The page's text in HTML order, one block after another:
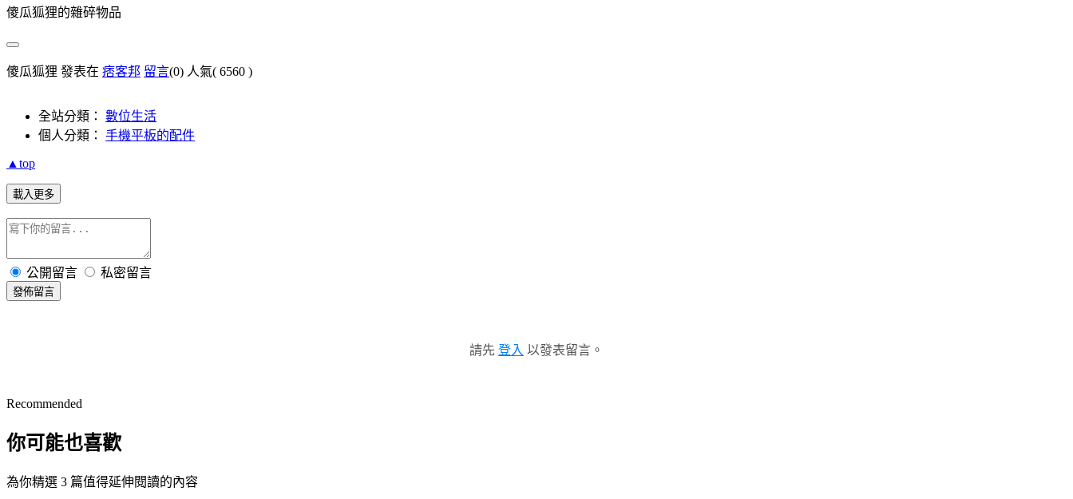
傻瓜狐狸的雜碎物品
傻瓜狐狸 發表在 痞客邦 留言(0) 人氣( 6560 )
全站分類： 數位生活
個人分類： 手機平板的配件
▲top
載入更多
公開留言 私密留言
發佈留言
請先 登入 以發表留言。
Recommended
你可能也喜歡
為你精選 3 篇值得延伸閱讀的內容